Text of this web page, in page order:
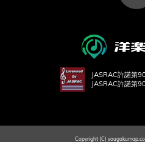
JASRAC許諾第
JASRAC許諾第
Copyright (C)